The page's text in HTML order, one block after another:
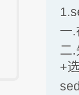
一.
二
+